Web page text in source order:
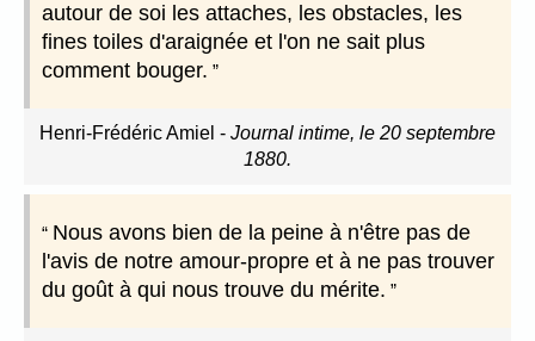
autour de soi les attaches, les obstacles, les
fines toiles d'araignée et l'on ne sait plus
comment bouger.
Henri-Frédéric Amiel - Journal intime, le 20 septembre
1880.
Nous avons bien de la peine à n'être pas de
l'avis de notre amour-propre et à ne pas trouver
du goût à qui nous trouve du mérite.